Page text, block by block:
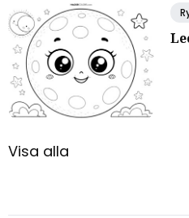
Visa alla